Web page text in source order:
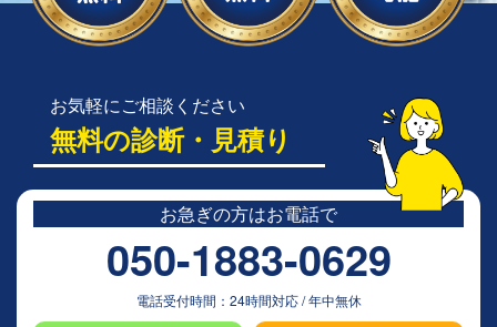
お気軽にご相談ください
無料の診断・見積り
お急ぎの方はお電話で
050-1883-0629
電話受付時間： 24時間対応/年中無休